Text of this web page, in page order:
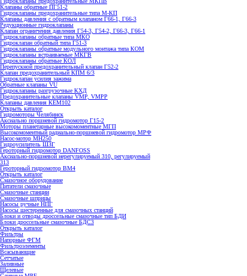
Клапаны обратные ПГ51-2
Гидроклапаны предохранительные типа М-КП
Клапаны давления с обратным клапаном Г66-1, Г66-3
Редукционные гидроклапаны
Клапан ограничения давления Г54-3, Г54-2, Г66-3, Г66-1
Гидроклапаны обратные типа МКО
Гидроклапан обратный типа Г51-3
Гидроклапаны обратные модульного монтажа типа КОМ
Гидроклапаны встраиваемые МКГВ
Гидроклапаны обратные КОЛ
Перепускной предохранительный клапан Г52-2
Клапан предохранительный КПМ 6/3
Гидроклапан усилия зажима
Обратные клапаны VU
Гидроклапаны разгрузочные КХД
Предохранительные клапаны VMP, VMPP
Клапаны давления КЕМ102
Открыть каталог
Гидромоторы Челябинск
Аксиально поршневой гидромотор Г15-2
Моторы планетарные высокомоментные МГП
Высокомоментный радиально-поршневой гидромотор МРФ
Насос-мотор МН250
Гидроусилитель ШЗГ
Героторный гидромотор DANFOSS
Аксиально-поршневой нерегулируемый 310, регулируемый
313
Героторный гидромотор ВМ4
Открыть каталог
Смазочное оборудование
Питатели смазочные
Смазочные станции
Смазочные шприцы
Насосы ручные НПГ
Насосы шестеренные для смазочных станций
Блоки и отводы дроссельные смазочные тип БДИ
Блоки дроссельные смазочные БДС3
Открыть каталог
Фильтры
Напорные ФГМ
Фильтроэлементы
Всасывающие
Сетчатые
Заливные
Щелевые